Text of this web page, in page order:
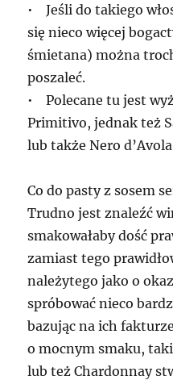
• Jeśli do takiego
się nieco więcej
śmietana) można
poszaleć.
• Polecane tu jest
Primitivo, jednak też
lub także Nero
Co do pasty z sosem
Trudno jest znaleźć
smakowałaby dość
zamiast tego
należytego jako o
spróbować nieco
bazując na ich
o mocnym smaku,
lub też Chardonnay